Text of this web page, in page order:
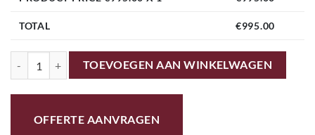
TOTAL €995.00
Boomstam zit-sta bureau 160cm aantal
TOEVOEGEN AAN WINKELWAGEN
OFFERTE AANVRAGEN